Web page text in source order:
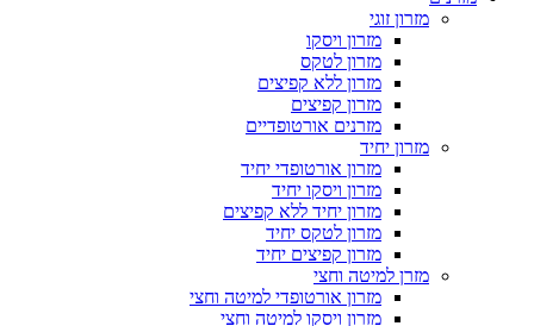
מזרון זוגי
מזרון ויסקו
מזרון לטקס
מזרון ללא קפיצים
מזרון קפיצים
מזרנים אורטופדיים
מזרון יחיד
מזרון אורטופדי יחיד
מזרון ויסקו יחיד
מזרון יחיד ללא קפיצים
מזרון לטקס יחיד
מזרון קפיצים יחיד
מזרן למיטה וחצי
מזרון אורטופדי למיטה וחצי
מזרון ויסקו למיטה וחצי